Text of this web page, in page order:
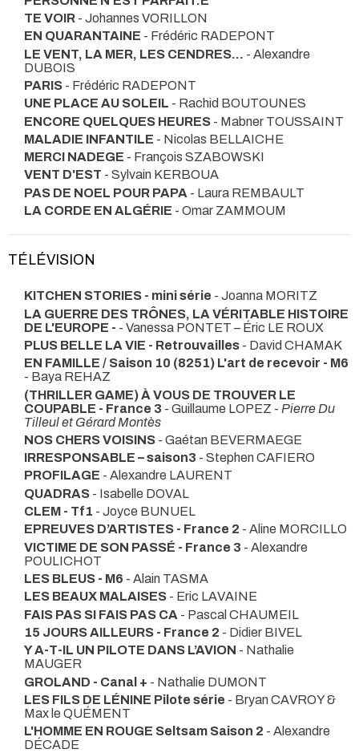
TE VOIR - Johannes VORILLON
EN QUARANTAINE - Frédéric RADEPONT
LE VENT, LA MER, LES CENDRES... - Alexandre
DUBOIS
PARIS - Frédéric RADEPONT
UNE PLACE AU SOLEIL - Rachid BOUTOUNES
ENCORE QUELQUES HEURES - Mabner TOUSSAINT
MALADIE INFANTILE - Nicolas BELLAICHE
MERCI NADEGE - François SZABOWSKI
VENT D'EST - Sylvain KERBOUA
PAS DE NOEL POUR PAPA - Laura REMBAULT
LA CORDE EN ALGÉRIE - Omar ZAMMOUM
TÉLÉVISION
KITCHEN STORIES - mini série - Joanna MORITZ
LA GUERRE DES TRÔNES, LA VÉRITABLE HISTOIRE
DE L'EUROPE - - Vanessa PONTET – Éric LE ROUX
PLUS BELLE LA VIE - Retrouvailles - David CHAMAK
EN FAMILLE / Saison 10 (8251) L'art de recevoir - M6
- Baya REHAZ
(THRILLER GAME) À VOUS DE TROUVER LE
COUPABLE - France 3 - Guillaume LOPEZ - Pierre Du
Tilleul et Gérard Montès
NOS CHERS VOISINS - Gaétan BEVERMAEGE
IRRESPONSABLE – saison3 - Stephen CAFIERO
PROFILAGE - Alexandre LAURENT
QUADRAS - Isabelle DOVAL
CLEM - Tf1 - Joyce BUNUEL
EPREUVES D’ARTISTES - France 2 - Aline MORCILLO
VICTIME DE SON PASSÉ - France 3 - Alexandre
POULICHOT
LES BLEUS - M6 - Alain TASMA
LES BEAUX MALAISES - Eric LAVAINE
FAIS PAS SI FAIS PAS CA - Pascal CHAUMEIL
15 JOURS AILLEURS - France 2 - Didier BIVEL
Y A-T-IL UN PILOTE DANS L’AVION - Nathalie
MAUGER
GROLAND - Canal + - Nathalie DUMONT
LES FILS DE LÉNINE Pilote série - Bryan CAVROY &
Max le QUÉMENT
L'HOMME EN ROUGE Seltsam Saison 2 - Alexandre
DÉCADE